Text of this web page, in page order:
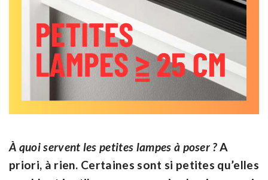
À quoi servent les petites lampes à poser ?A
priori, à rien. Certaines sont si petites qu’elles